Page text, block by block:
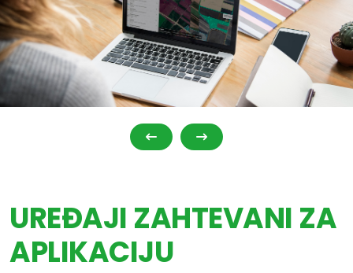
UREĐAJI ZAHTEVANI ZA
APLIKACIJU